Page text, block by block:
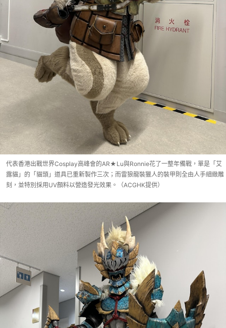
代表香港出戰世界Cosplay高峰會的AR★Lu與Ronnie花了一整年備戰，單是「艾
露貓」的「貓頭」道具已重新製作三次；而雷狼龍裝獵人的裝甲則全由人手細緻雕
刻，並特別採用UV顏料以營造發光效果。（ACGHK提供）